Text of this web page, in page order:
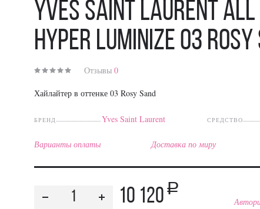
Yves Saint Laurent All
Hyper Luminize 03 Rosy
Отзывы0
Хайлайтер в оттенке 03 Rosy Sand
БРЕНД Yves Saint Laurent СРЕДСТВО
Варианты оплаты Доставка по миру
10 120 a